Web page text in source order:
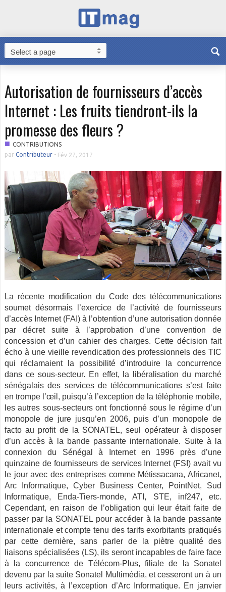
Autorisation de fournisseurs d’accès
Internet : Les fruits tiendront-ils la
promesse des fleurs ?
■ CONTRIBUTIONS
par Contributeur - Fév 27, 2017
La récente modification du Code des télécommunications
soumet désormais l’exercice de l’activité de fournisseurs
d’accès Internet (FAI) à l’obtention d’une autorisation donnée
par décret suite à l’approbation d’une convention de
concession et d’un cahier des charges. Cette décision fait
écho à une vieille revendication des professionnels des TIC
qui réclamaient la possibilité d’introduire la concurrence
dans ce sous-secteur. En effet, la libéralisation du marché
sénégalais des services de télécommunications s’est faite
en trompe l’œil, puisqu’à l’exception de la téléphonie mobile,
les autres sous-secteurs ont fonctionné sous le régime d’un
monopole de jure jusqu’en 2006, puis d’un monopole de
facto au profit de la SONATEL, seul opérateur à disposer
d’un accès à la bande passante internationale. Suite à la
connexion du Sénégal à Internet en 1996 près d’une
quinzaine de fournisseurs de services Internet (FSI) avait vu
le jour avec des entreprises comme Métissacana, Africanet,
Arc Informatique, Cyber Business Center, PointNet, Sud
Informatique, Enda-Tiers-monde, ATI, STE, inf247, etc.
Cependant, en raison de l’obligation qui leur était faite de
passer par la SONATEL pour accéder à la bande passante
internationale et compte tenu des tarifs exorbitants pratiqués
par cette dernière, sans parler de la piètre qualité des
liaisons spécialisées (LS), ils seront incapables de faire face
à la concurrence de Télécom-Plus, filiale de la Sonatel
devenu par la suite Sonatel Multimédia, et cesseront un à un
leurs activités, à l’exception d’Arc Informatique. En janvier